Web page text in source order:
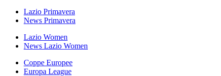
Lazio Primavera
News Primavera
Lazio Women
News Lazio Women
Coppe Europee
Europa League